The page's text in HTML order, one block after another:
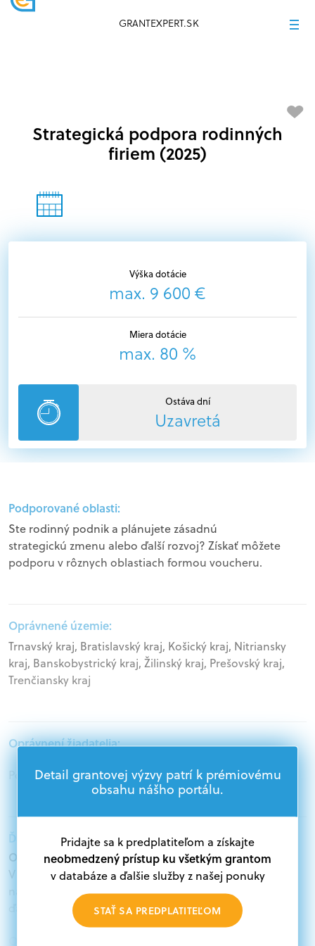
GRANTEXPERT.SK
Výška dotácie
max. 9 600 €
Miera dotácie
max. 80 %
Ostáva dní
Uzavretá
Strategická podpora rodinných
firiem (2025)
Podporované oblasti:
Ste rodinný podnik a plánujete zásadnú
strategickú zmenu alebo ďalší rozvoj? Získať môžete
podporu v rôznych oblastiach formou voucheru.
Oprávnené územie:
Trnavský kraj, Bratislavský kraj, Košický kraj, Nitriansky
kraj, Banskobystrický kraj, Žilinský kraj, Prešovský kraj,
Trenčiansky kraj
Oprávnení žiadatelia:
Podnikatelia
Ďalšie informácie:
Oprávnení žiadatelia:
V databáze grantov a dotácií na portáli Grantexpert.sk
nájdete aktuálne výzvy z eurofondov, plánu obnovy a
ďalších zdrojov.
Detail grantovej výzvy patrí k prémiovému
obsahu nášho portálu.
Pridajte sa k predplatiteľom a získajte
neobmedzený prístup ku všetkým grantom
v databáze a ďalšie služby z našej ponuky
STAŤ SA PREDPLATITEĽOM